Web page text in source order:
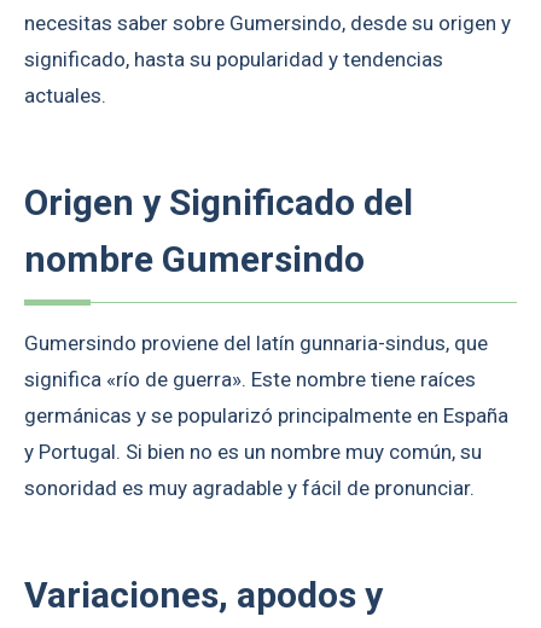
necesitas saber sobre Gumersindo, desde su origen y
significado, hasta su popularidad y tendencias
actuales.
Origen y Significado del
nombre Gumersindo
Gumersindo proviene del latín gunnaria-sindus, que
significa «río de guerra». Este nombre tiene raíces
germánicas y se popularizó principalmente en España
y Portugal. Si bien no es un nombre muy común, su
sonoridad es muy agradable y fácil de pronunciar.
Variaciones, apodos y